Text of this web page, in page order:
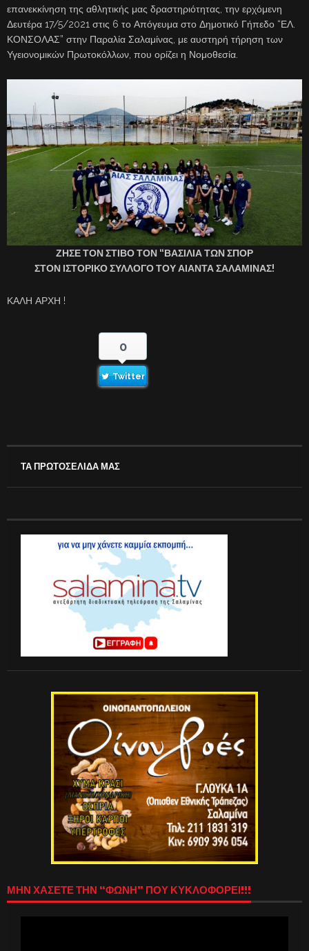
επανεκκίνηση της αθλητικής μας δραστηριότητας, την ερχόμενη
Δευτέρα 17/5/2021 στις 6 το Απόγευμα στο Δημοτικό Γήπεδο “ΕΛ.
ΚΟΝΣΟΛΑΣ” στην Παραλία Σαλαμίνας, με αυστηρή τήρηση των
Υγειονομικών Πρωτοκόλλων, που ορίζει η Νομοθεσία.
ΖΗΣΕ ΤΟΝ ΣΤΙΒΟ ΤΟΝ “ΒΑΣΙΛΙΑ ΤΩΝ ΣΠΟΡ
ΣΤΟΝ ΙΣΤΟΡΙΚΟ ΣΥΛΛΟΓΟ ΤΟΥ ΑΙΑΝΤΑ ΣΑΛΑΜΙΝΑΣ!
ΚΑΛΗ ΑΡΧΗ !
0
Twitter
ΤΑ ΠΡΩΤΟΣΕΛΙΔΑ ΜΑΣ
ΜΗΝ ΧΑΣΕΤΕ ΤΗΝ “ΦΩΝΗ” ΠΟΥ ΚΥΚΛΟΦΟΡΕΙ!!!